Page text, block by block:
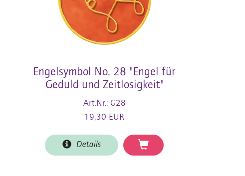
Engelsymbol No. 28 "Engel für
Geduld und Zeitlosigkeit"
Art.Nr.: G28
19,30 EUR
Details